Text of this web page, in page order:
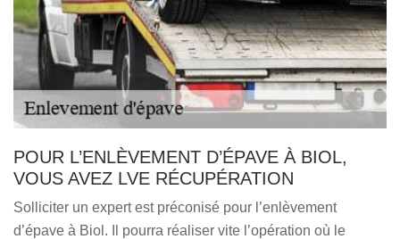
POUR L’ENLÈVEMENT D’ÉPAVE À BIOL,
VOUS AVEZ LVE RÉCUPÉRATION
Solliciter un expert est préconisé pour l’enlèvement
d’épave à Biol. Il pourra réaliser vite l’opération où le